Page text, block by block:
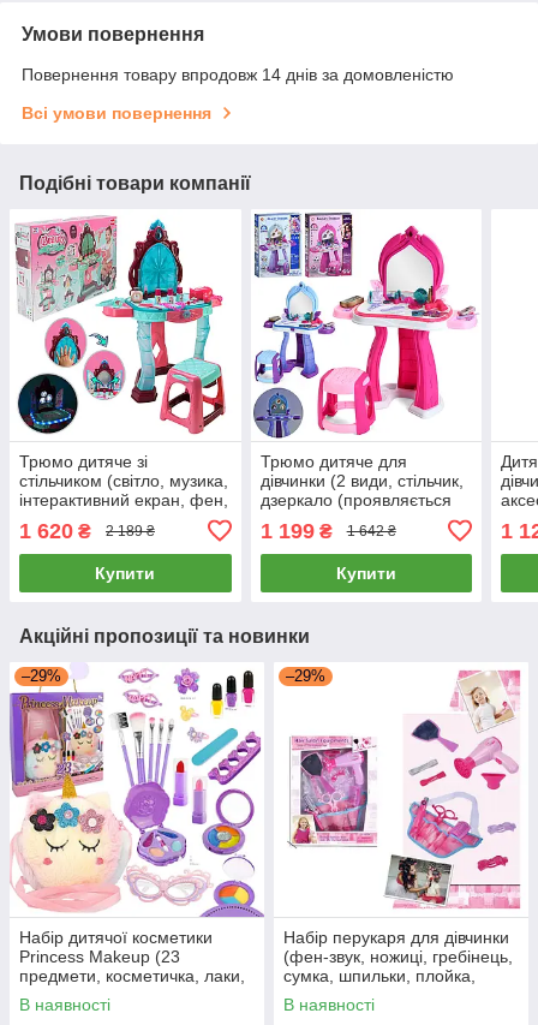
Умови повернення
Повернення товару впродовж 14 днів за домовленістю
Всі умови повернення
Подібні товари компанії
Трюмо дитяче зі
стільчиком (світло, музика,
інтерактивний екран, фен,
на батарейках, аксесуари)
008-988
1 620 ₴ 2 189 ₴
Купити
Трюмо дитяче для
дівчинки (2 види, стільчик,
дзеркало (проявляється
картинка, музика), світло,
фен, аксесуари) 922-226-
27
1 199₴ 1 642 ₴
Купити
1
Акційні пропозиції та новинки
–29%
Набір дитячої косметики
Princess Makeup (23
предмети, косметичка, лаки,
тіні, помади, пензлики,
брошка) G541714-SR24109
В наявності
–29%
Набір перукаря для дівчинки
(фен-звук, ножиці, гребінець,
сумка, шпильки, плойка,
стрічки) BE2303
В наявності